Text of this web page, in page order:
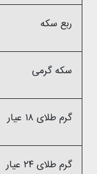
ربع سکه
سکه گرمی
گرم طلای ۱۸ عیار
گرم طلای ۲۴ عیار